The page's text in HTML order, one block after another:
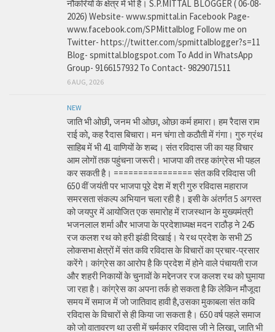
नौकरियों के क्षेत्र में भी है। S.P.MITTAL BLOGGER ( 06-08-
2026) Website- www.spmittal.in Facebook Page-
www.facebook.com/SPMittalblog Follow me on
Twitter- https://twitter.com/spmittalblogger?s=11
Blog- spmittal.blogspot.com To Add in WhatsApp
Group- 9166157932 To Contact- 9829071511
6 AUG, 2026
NEW
जाति भी ओछी, जनम भी ओछा, ओछा कर्म हमारा। हम रैदास राम
राई को, कह रैदास बिचारा। मन चंगा तो कठौती में गंगा। गुरु ग्रंथ
साहिब में भी 41 वाणियों के शब्द। संत रविदास जी का यह विचार
आम लोगों तक पहुंचना जरूरी। भाजपा की तरह कांग्रेस भी पहल
कर सकती है। ================ संत कवि रविदास जी
650 वीं जयंती पर भाजपा पूरे देश में श्री गुरु रविदास महाराज
समरसता संकल्प अभियान चला रही है। इसी के अंतर्गत 5 अगस्त
को जयपुर में आयोजित एक समारोह में राजस्थान के मुख्यमंत्री
भजनलाल शर्मा और भाजपा के प्रदेशाध्यक्ष मदन राठौड़ ने 245
रज कलश रथ को हरी झंडी दिखाई। ये रथ प्रदेश के सभी 25
लोकसभा क्षेत्रों में संत कवि रविदास के विचारों का प्रचार-प्रसार
करेंगे। कांग्रेस का आरोप है कि प्रदेश में होने वाले पंचायती राज
और शहरी निकायों के चुनावों के मद्देनजर रज कलश रथ को घुमाया
जा रहा है। कांग्रेस का अपना तर्क हो सकता है कि लेकिन मौजूदा
समय में समाज में जो जातिवाद हावी है,उसका मुकाबला संत कवि
रविदास के विचारों से ही किया जा सकता है। 650 वर्ष पहले समाज
को जो वातावरण था उसी में चर्मकार रविदास जी ने लिखा, जाति भी